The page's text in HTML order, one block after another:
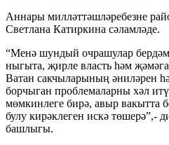
Аннары милләттәшләребезне
Светлана Катиркина сәламләде.
“Менә шундый очрашулар
ныгыта, җирле власть һәм
Ватан сакчыларының әниләрен
борчыган проблемаларны хәл
мөмкинлеге бирә, авыр вакытта
булу кирәклеген искә төшерә”,-
башлыгы.